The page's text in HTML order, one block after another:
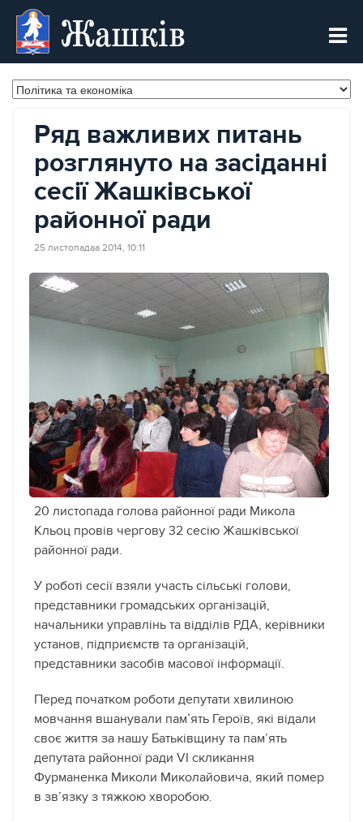
Жашків
Ряд важливих питань
розглянуто на засіданні
сесії Жашківської
районної ради
25 листопадаа 2014, 10:11
20 листопада голова районної ради Микола
Кльоц провів чергову 32 сесію Жашківської
районної ради.
У роботі сесії взяли участь сільські голови,
представники громадських організацій,
начальники управлінь та відділів РДА, керівники
установ, підприємств та організацій,
представники засобів масової інформації.
Перед початком роботи депутати хвилиною
мовчання вшанували пам’ять Героїв, які відали
своє життя за нашу Батьківщину та пам’ять
депутата районної ради VI скликання
Фурманенка Миколи Миколайовича, який помер
в зв’язку з тяжкою хворобою.